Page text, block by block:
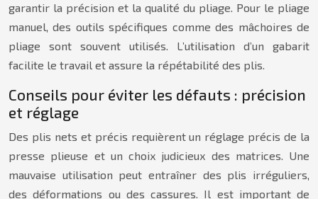
garantir la précision et la qualité du pliage. Pour le pliage
manuel, des outils spécifiques comme des mâchoires de
pliage sont souvent utilisés. L’utilisation d’un gabarit
facilite le travail et assure la répétabilité des plis.
Conseils pour éviter les défauts : précision
et réglage
Des plis nets et précis requièrent un réglage précis de la
presse plieuse et un choix judicieux des matrices. Une
mauvaise utilisation peut entraîner des plis irréguliers,
des déformations ou des cassures. Il est important de